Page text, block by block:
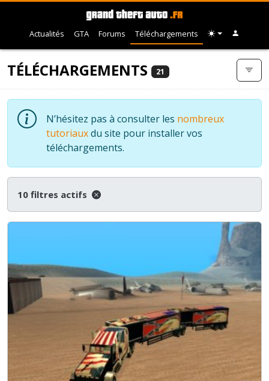
Actualités GTA Forums Téléchargements
TÉLÉCHARGEMENTS 21
N’hésitez pas à consulter les nombreux
tutoriauxdu site pour installer vos
téléchargements.
10 filtres actifs